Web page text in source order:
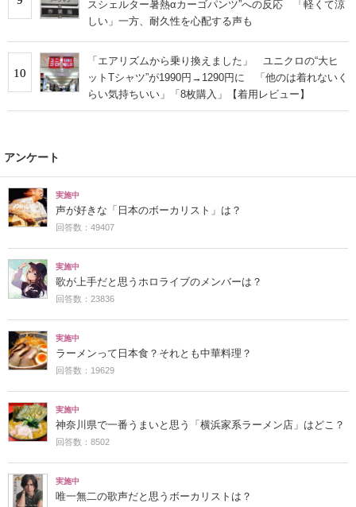
スシェルター暑熱αカーゴパンツ”への反応 「軽くて涼
しい」一方、耐久性を心配する声も
10
「エアリズムから乗り換えました」 ユニクロの“大ヒ
ットTシャツ”が1990円→1290円に 「他のは着れないく
らい気持ちいい」「8枚購入」【着用レビュー】
アンケート
実施中
声が好きな「日本のボーカリスト」は？
回答数：49407
実施中
歌が上手だと思うホロライブのメンバーは？
回答数：23836
実施中
ラーメンって日本食？それとも中華料理？
回答数：19629
実施中
神奈川県で一番うまいと思う「横浜家系ラーメン店」はどこ？
回答数：8502
実施中
唯一無二の歌声だと思うボーカリストは？